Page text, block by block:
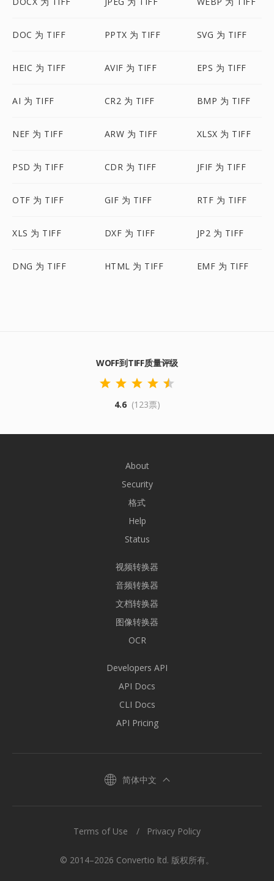
DOC 为 TIFF PPTX 为 TIFF SVG 为 TIFF
HEIC 为 TIFF AVIF 为 TIFF EPS 为 TIFF
AI 为 TIFF CR2 为 TIFF BMP 为 TIFF
NEF 为 TIFF ARW 为 TIFF XLSX 为 TIFF
PSD 为 TIFF CDR 为 TIFF JFIF 为 TIFF
OTF 为 TIFF GIF 为 TIFF RTF 为 TIFF
XLS 为 TIFF DXF 为 TIFF JP2 为 TIFF
DNG 为 TIFF HTML 为 TIFF EMF 为 TIFF
WOFF到TIFF质量评级
4.6 (123票)
About
Security
格式
Help
Status
视频转换器
音频转换器
文档转换器
图像转换器
OCR
Developers API
API Docs
CLI Docs
API Pricing
简体中文
© 2014–2026 Convertio ltd. 版权所有。
Terms of Use Privacy Policy